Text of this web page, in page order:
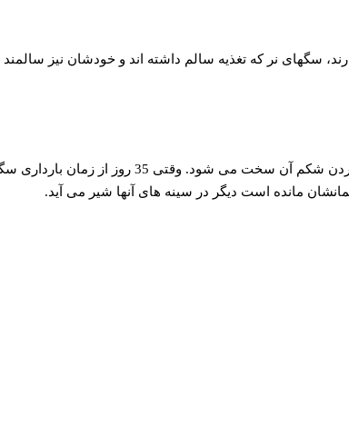
نر در هر زمانی توانایی جفتگیری را دارند، سگهای نر که تغذیه سالم داشته اند و خودشان نیز
مدت زمان بارداری سگ تقریبا 63 روز می باشد. ورم شکم سگ اصولا از هفته پنجم آغاز می شود. اما اگر سگ شما یک یا دو توله را باردار باشد تشخیص باد کردن شکم آن سخت می شود. وقتی 35 روز